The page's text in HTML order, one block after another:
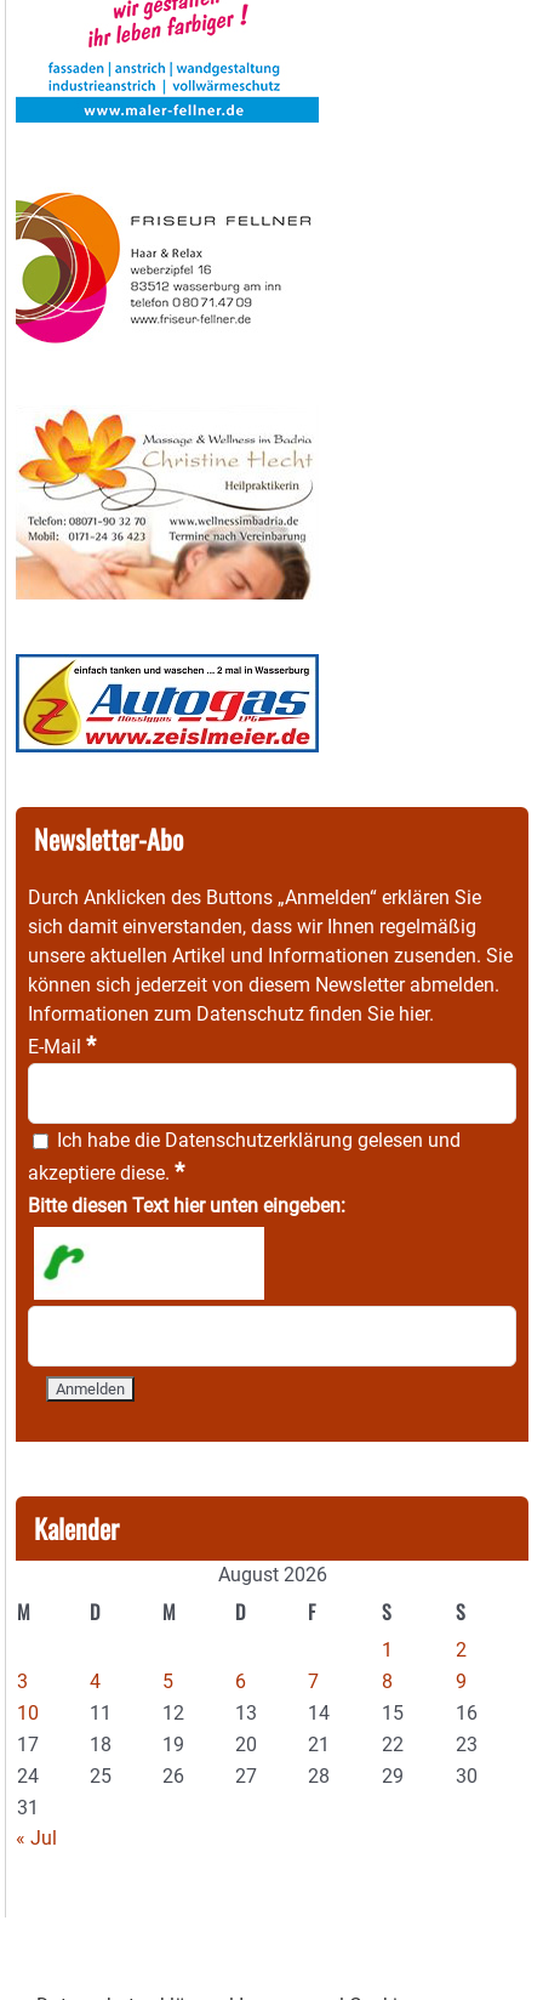
Newsletter-Abo
Durch Anklicken des Buttons „Anmelden“ erklären Sie
sich damit einverstanden, dass wir Ihnen regelmäßig
unsere aktuellen Artikel und Informationen zusenden. Sie
können sich jederzeit von diesem Newsletter abmelden.
Informationen zum Datenschutz finden Sie hier.
E-Mail *
Ich habe die Datenschutzerklärung gelesen und
akzeptiere diese. *
Bitte diesen Text hier unten eingeben:
Kalender
August 2026
M D M D F S S
1
2
3
4 5 6 7 8
9
10
11 12 13 14 15
16
17
18 19 20 21 22
23
24
25 26 27 28 29
30
31
« Jul